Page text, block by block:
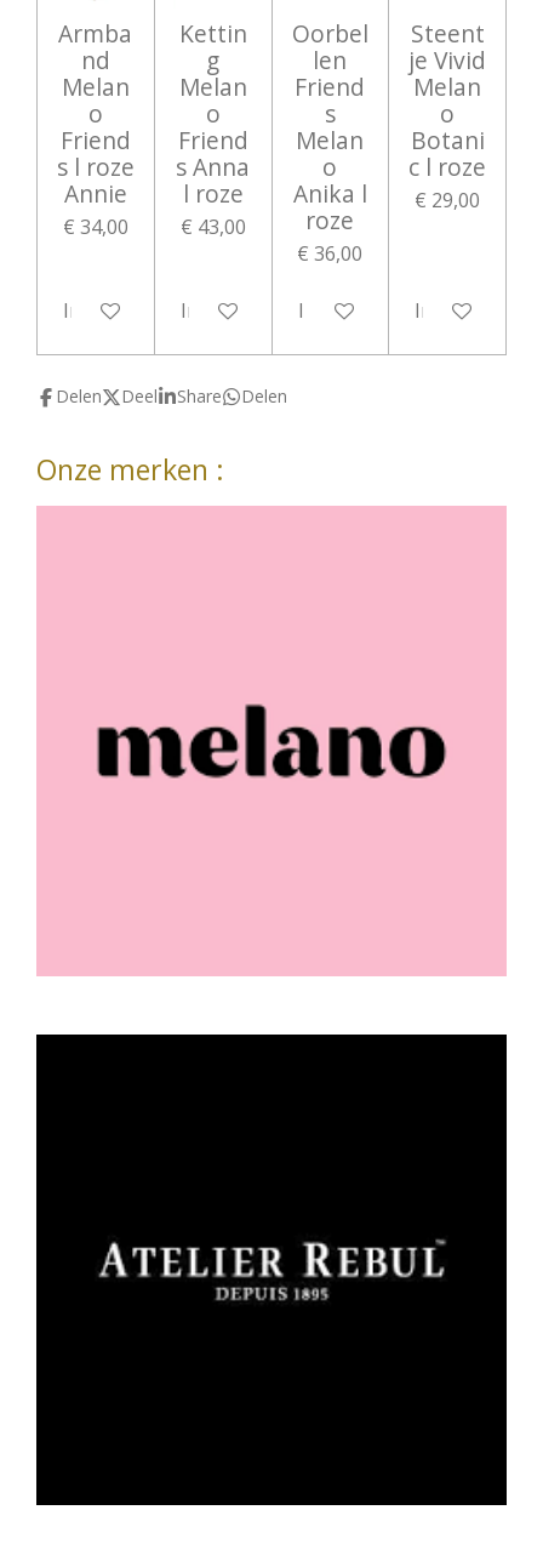
Armba
nd
Melan
o
Friend
s l roze
Annie
€ 34,00
In winkelwagen
Kettin
g
Melan
o
Friend
s Anna
l roze
€ 43,00
In winkelwagen
Oorbel
len
Friend
s
Melan
o
Anika l
roze
€ 36,00
In winkelwagen
Steent
je Vivid
Melan
o
Botani
c l roze
€ 29,00
In
Delen Deel Share Delen
Onze merken :